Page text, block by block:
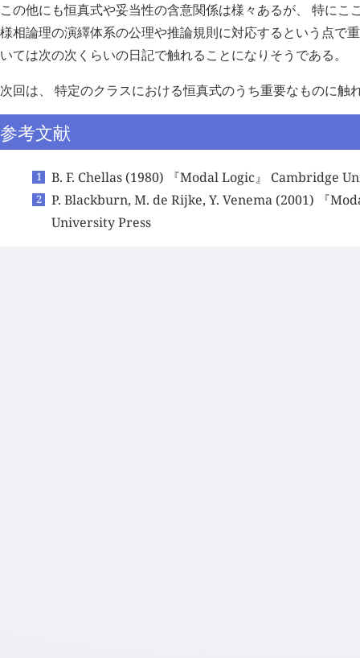
この他にも恒真式や妥当性の含意関係は様々あるが、 特にこ
様相論理の演繹体系の公理や推論規則に対応するという点で
いては次の次くらいの日記で触れることになりそうである。
次回は、 特定のクラスにおける恒真式のうち重要なものに触
参考文献
B. F. Chellas (1980) 『Modal Logic』 Cambridge
P. Blackburn, M. de Rijke, Y. Venema (2001) 『
University Press